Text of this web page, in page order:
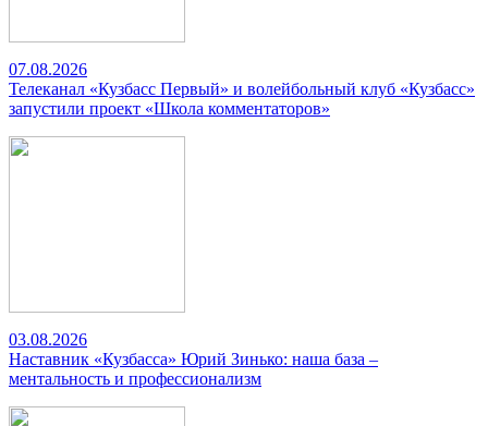
07.08.2026
Телеканал «Кузбасс Первый» и волейбольный клуб «Кузбасс»
запустили проект «Школа комментаторов»
03.08.2026
Наставник «Кузбасса» Юрий Зинько: наша база –
ментальность и профессионализм